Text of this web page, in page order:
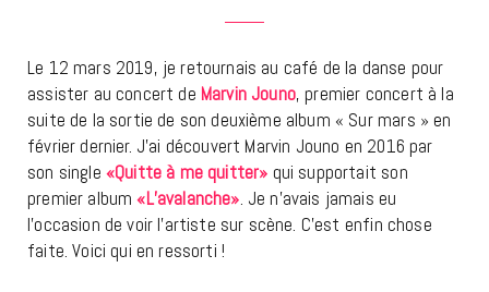
Le 12 mars 2019, je retournais au café de la danse pour
assister au concert de Marvin Jouno, premier concert à la
suite de la sortie de son deuxième album « Sur mars » en
février dernier. J’ai découvert Marvin Jouno en 2016 par
son single «Quitte à me quitter» qui supportait son
premier album«L’avalanche». Je n’avais jamais eu
l’occasion de voir l’artiste sur scène. C’est enfin chose
faite. Voici qui en ressorti !